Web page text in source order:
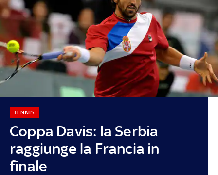
Coppa Davis: la Serbia
raggiunge la Francia in
finale
TENNIS